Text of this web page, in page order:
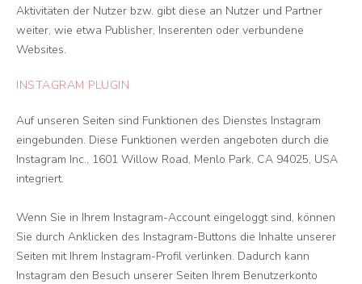
Aktivitäten der Nutzer bzw. gibt diese an Nutzer und Partner
weiter, wie etwa Publisher, Inserenten oder verbundene
Websites.
INSTAGRAM PLUGIN
Auf unseren Seiten sind Funktionen des Dienstes Instagram
eingebunden. Diese Funktionen werden angeboten durch die
Instagram Inc., 1601 Willow Road, Menlo Park, CA 94025, USA
integriert.
Wenn Sie in Ihrem Instagram-Account eingeloggt sind, können
Sie durch Anklicken des Instagram-Buttons die Inhalte unserer
Seiten mit Ihrem Instagram-Profil verlinken. Dadurch kann
Instagram den Besuch unserer Seiten Ihrem Benutzerkonto